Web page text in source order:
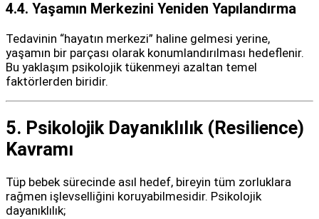
4.4. Yaşamın Merkezini Yeniden Yapılandırma
Tedavinin “hayatın merkezi” haline gelmesi yerine,
yaşamın bir parçası olarak konumlandırılması hedeflenir.
Bu yaklaşım psikolojik tükenmeyi azaltan temel
faktörlerden biridir.
5. Psikolojik Dayanıklılık (Resilience)
Kavramı
Tüp bebek sürecinde asıl hedef, bireyin tüm zorluklara
rağmen işlevselliğini koruyabilmesidir. Psikolojik
dayanıklılık;